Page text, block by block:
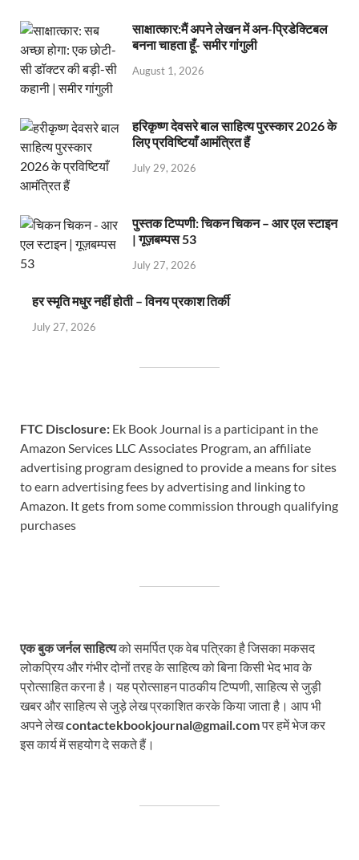
साक्षात्कार:मैं अपने लेखन में अन-प्रिडेक्टिबल
बनना चाहता हूँ- समीर गांगुली
August 1, 2026
हरिकृष्ण देवसरे बाल साहित्य पुरस्कार 2026 के
लिए प्रविष्टियाँ आमंत्रित हैं
July 29, 2026
पुस्तक टिप्पणी: चिकन चिकन – आर एल स्टाइन
| गूज़बम्पस 53
July 27, 2026
हर स्मृति मधुर नहीं होती – विनय प्रकाश तिर्की
July 27, 2026
FTC Disclosure: Ek Book Journal is a participant in the
Amazon Services LLC Associates Program, an affiliate
advertising program designed to provide a means for sites
to earn advertising fees by advertising and linking to
Amazon. It gets from some commission through qualifying
purchases
एक बुक जर्नल साहित्यको समर्पित एक वेब पत्रिका है जिसका मकसद
लोकप्रिय और गंभीर दोनों तरह के साहित्य को बिना किसी भेद भाव के
प्रोत्साहित करना है। यह प्रोत्साहन पाठकीय टिप्पणी, साहित्य से जुड़ी
खबर और साहित्य से जुड़े लेख प्रकाशित करके किया जाता है। आप भी
अपने लेखcontactekbookjournal@gmail.comपर हमें भेज कर
इस कार्य में सहयोग दे सकते हैं।